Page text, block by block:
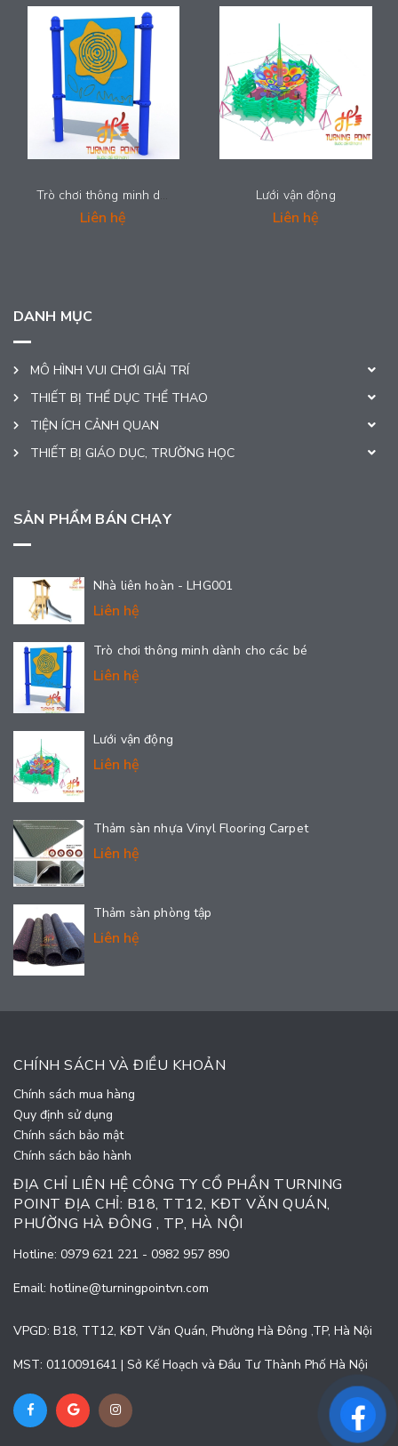
Trò chơi thông minh dành cho các bé
Liên hệ
Lưới vận động
Liên hệ
DANH MỤC
MÔ HÌNH VUI CHƠI GIẢI TRÍ
THIẾT BỊ THỂ DỤC THỂ THAO
TIỆN ÍCH CẢNH QUAN
THIẾT BỊ GIÁO DỤC, TRƯỜNG HỌC
SẢN PHẨM BÁN CHẠY
Nhà liên hoàn - LHG001
Liên hệ
Trò chơi thông minh dành cho các bé
Liên hệ
Lưới vận động
Liên hệ
Thảm sàn nhựa Vinyl Flooring Carpet
Liên hệ
Thảm sàn phòng tập
Liên hệ
CHÍNH SÁCH VÀ ĐIỀU KHOẢN
Chính sách mua hàng
Quy định sử dụng
Chính sách bảo mật
Chính sách bảo hành
ĐỊA CHỈ LIÊN HỆ CÔNG TY CỔ PHẦN TURNING
POINT ĐỊA CHỈ: B18, TT12, KĐT VĂN QUÁN,
PHƯỜNG HÀ ĐÔNG , TP, HÀ NỘI
Hotline: 0979 621 221 - 0982 957 890
Email: hotline@turningpointvn.com
VPGD: B18, TT12, KĐT Văn Quán, Phường Hà Đông ,TP, Hà Nội
MST: 0110091641 | Sở Kế Hoạch và Đầu Tư Thành Phố Hà Nội